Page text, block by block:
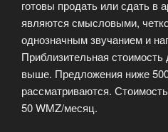
готовы продать или сдать
являются смысловыми,
однозначным звучанием и
Приблизительная
выше. Предложения ниже
рассматриваются.
50 WMZ/месяц.